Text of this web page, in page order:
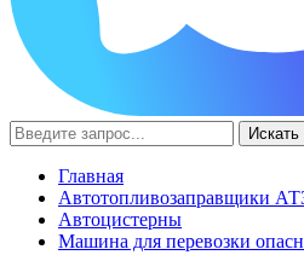
Искать
Главная
Автотопливозаправщики
Автоцистерны
Машина для перевозки